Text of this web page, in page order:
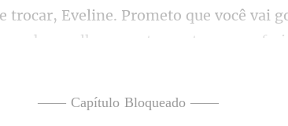
o que você vai
da s
—— Capítulo Bloqueado ——